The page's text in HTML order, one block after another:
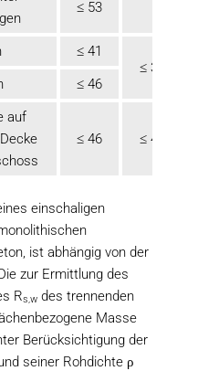
≤ 53
≤ 41
≤ 38
≤ 46
auf
≤ 46 ≤ 41
einschaligen
ist abhängig von der
zur Ermittlung des
Rs,w des trennenden
Masse
Berücksichtigung der
seiner Rohdichte ρ